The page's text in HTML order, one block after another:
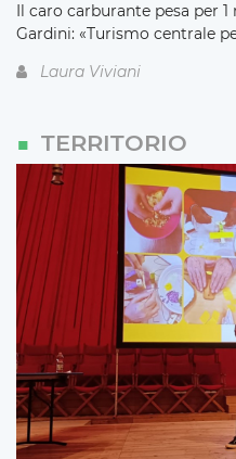
Il caro carburante pesa per
Gardini: «Turismo centrale
Laura Viviani
TERRITORIO